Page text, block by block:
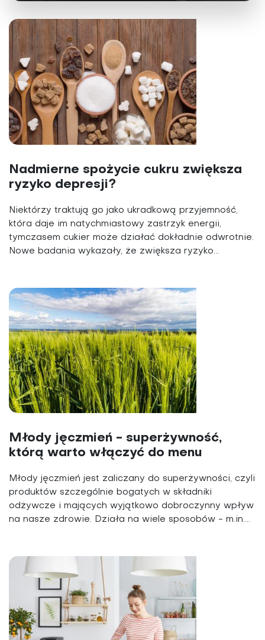
Nadmierne spożycie cukru zwiększa
ryzyko depresji?
Niektórzy traktują go jako ukradkową przyjemność,
która daje im natychmiastowy zastrzyk energii,
tymczasem cukier może działać dokładnie odwrotnie.
Nowe badania wykazały, że zwiększa ryzyko...
Młody jęczmień - superżywność,
którą warto włączyć do menu
Młody jęczmień jest zaliczany do superżywności, czyli
produktów szczególnie bogatych w składniki
odżywcze i mających wyjątkowo dobroczynny wpływ
na nasze zdrowie. Działa na wiele sposobów - m.in....